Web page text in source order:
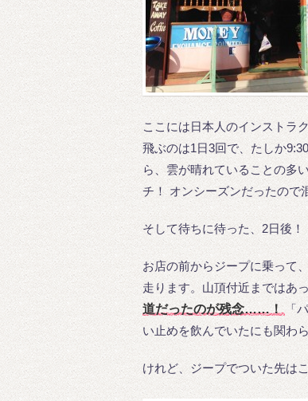
ここには日本人のインストラ
飛ぶのは1日3回で、たしか
ら、雲が晴れていることの多
チ！ オンシーズンだったので
そして待ちに待った、2日後！
お店の前からジープに乗って
走ります。山頂付近まではあ
道だったのが残念……！
「
い止めを飲んでいたにも関わ
けれど、ジープでついた先は